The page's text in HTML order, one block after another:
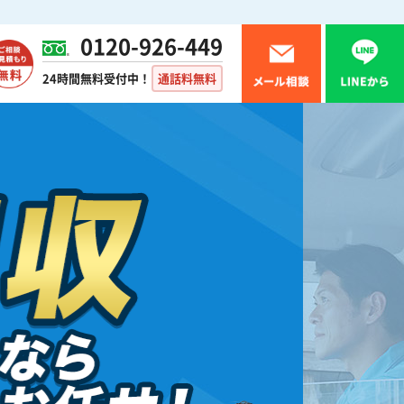
0120-926-449
24時間無料受付中！ 通話料無料